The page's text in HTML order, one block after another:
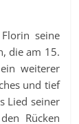
seine
die am 15.
weiterer
und tief
Lied seiner
Rücken